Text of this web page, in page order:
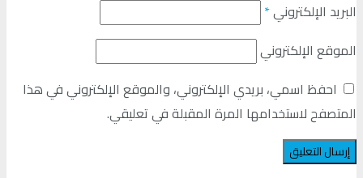
البريد الإلكتروني*
الموقع الإلكتروني
احفظ اسمي، بريدي الإلكتروني، والموقع الإلكتروني في هذا
المتصفح لاستخدامها المرة المقبلة في تعليقي.